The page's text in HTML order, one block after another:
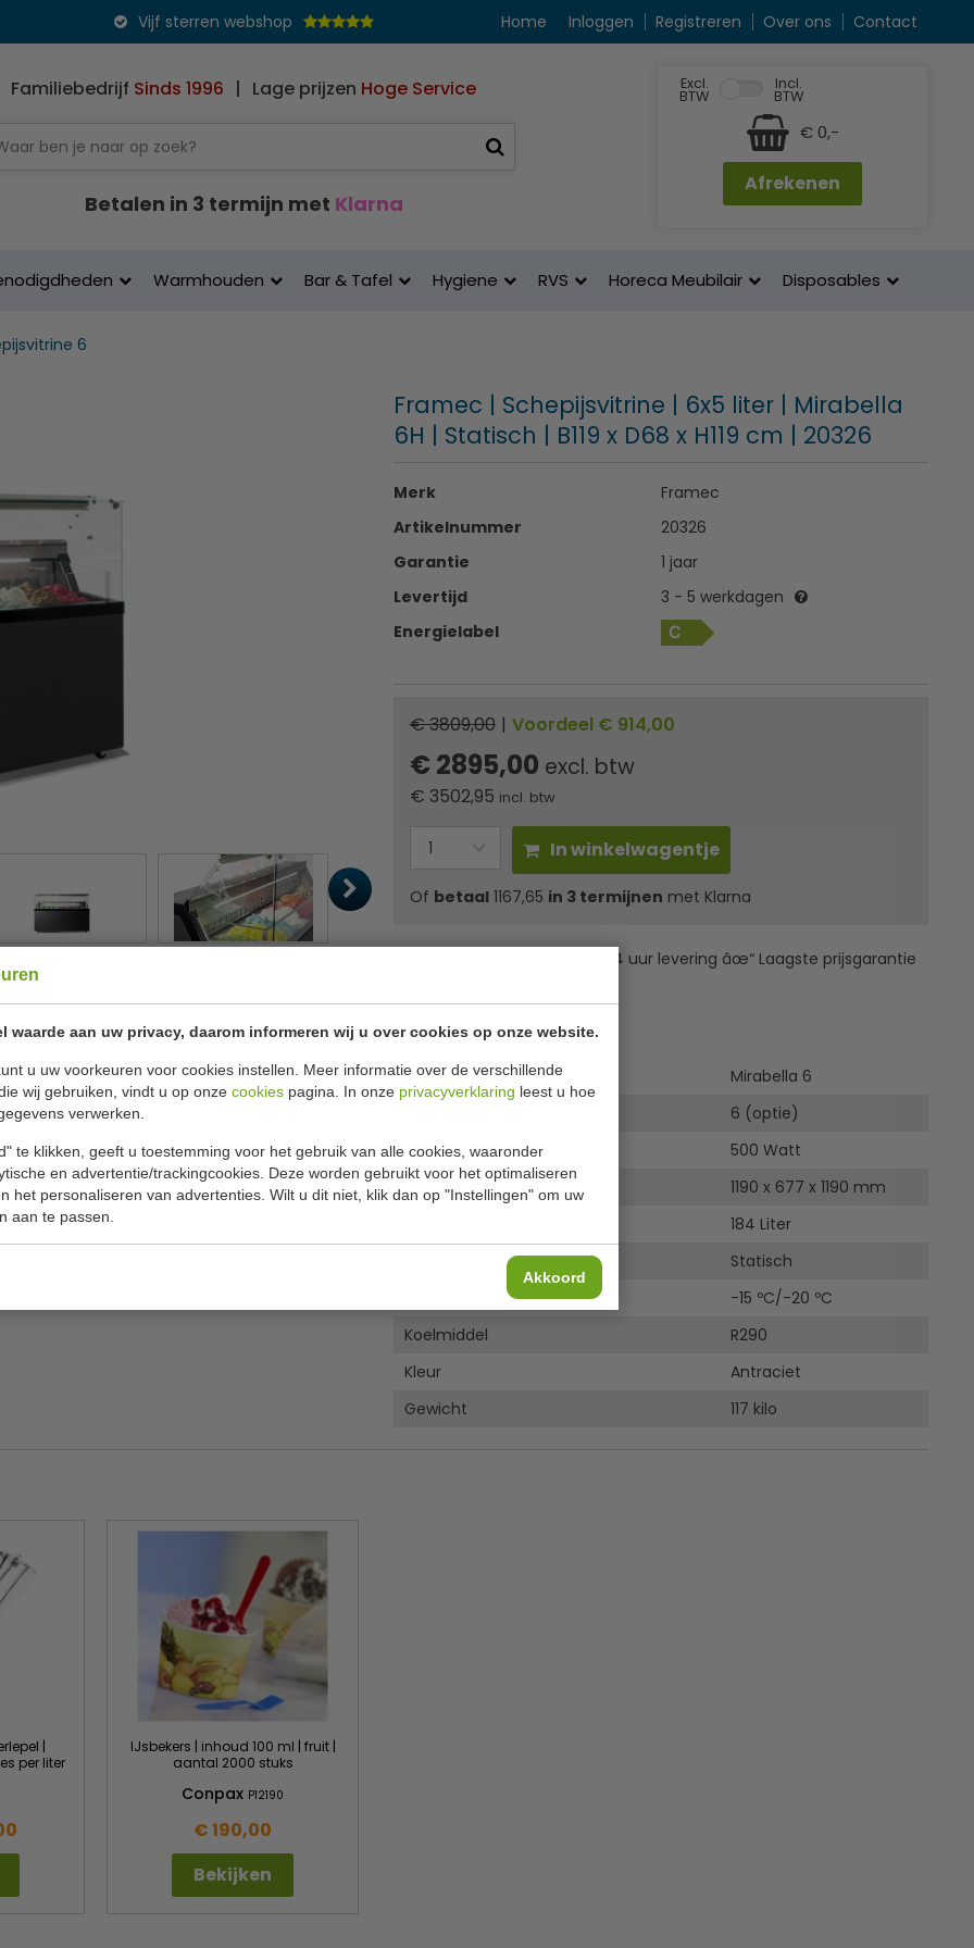
waarde aan uw privacy, daarom informeren wij u over cookies op onze website.
u uw voorkeuren voor cookies instellen. Meer informatie over de verschillende
wij gebruiken, vindt u op onze cookies pagina. In onze privacyverklaring leest u hoe
verwerken.
te klikken, geeft u toestemming voor het gebruik van alle cookies, waaronder
en advertentie/trackingcookies. Deze worden gebruikt voor het optimaliseren
het personaliseren van advertenties. Wilt u dit niet, klik dan op "Instellingen" om uw
aan te passen.
Akkoord
Vijf sterren webshop Home Inloggen Registreren Over ons Contact
Familiebedrijf Sinds 1996 | Lage prijzen Hoge Service
Betalen in 3 termijn met Klarna
Excl.
BTW
Incl.
BTW
€ 0,-
Afrekenen
Warmhouden Bar & Tafel Hygiene RVS Horeca Meubilair Disposables
6
Framec | Schepijsvitrine | 6x5 liter | Mirabella
6H | Statisch | B119 x D68 x H119 cm | 20326
Merk
Framec
Artikelnummer
20326
Garantie
1 jaar
Levertijd
3 - 5 werkdagen
Energielabel
€ 3809,00 | Voordeel € 914,00
€ 2895,00 excl. btw
€ 3502,95 incl. btw
In winkelwagentje
Of betaal1167,65 in 3 termijnen met Klarna
âœ“ Gratis verzending âœ“ 24 uur levering âœ“ Laagste prijsgarantie
6x5 liter
condensvorming.
en milieuvriendelijk R290 Gas.
lepelspoelbakje
lager dan de bewaar temperatuur van het
ijs-opbergkoeling bewaard moet
Specificaties
Model
Mirabella 6
6 (optie)
Opgenomen vermogen
500 Watt
B x D x H uitwendig
1190 x 677 x 1190 mm
184 Liter
Statisch
Temperatuurbereik
-15 ºC/-20 ºC
Koelmiddel
R290
Kleur
Antraciet
Gewicht
117 kilo
|
per liter
IJsbekers | inhoud 100 ml | fruit |
aantal 2000 stuks
Conpax P12190
€ 190,00
Bekijken